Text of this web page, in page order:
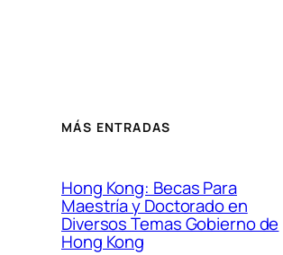
MÁS ENTRADAS
Hong Kong: Becas Para
Maestría y Doctorado en
Diversos Temas Gobierno de
Hong Kong